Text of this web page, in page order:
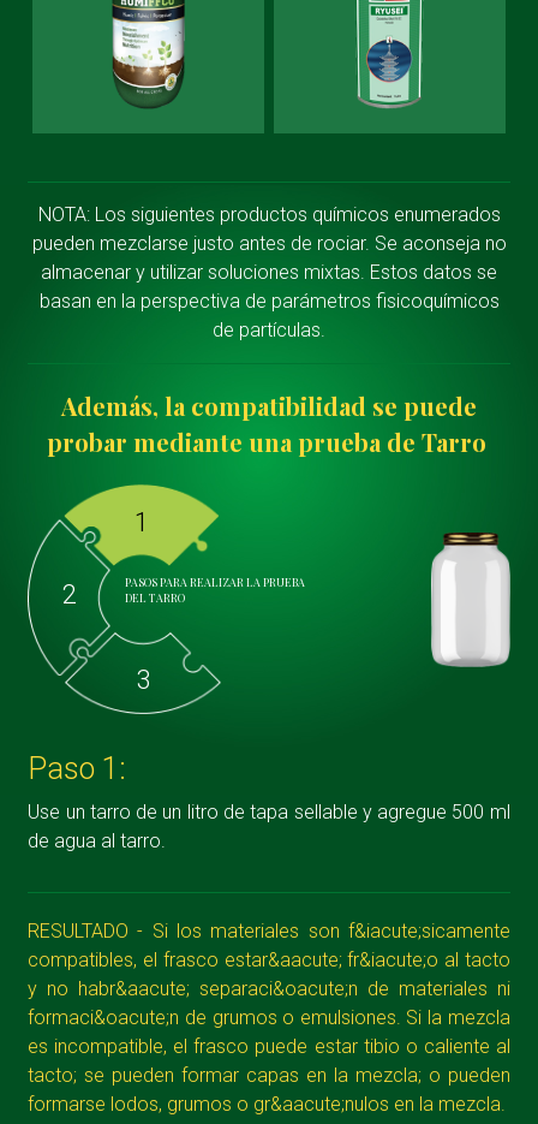
NOTA: Los siguientes productos químicos enumerados
pueden mezclarse justo antes de rociar. Se aconseja no
almacenar y utilizar soluciones mixtas. Estos datos se
basan en la perspectiva de parámetros fisicoquímicos
de partículas.
Además, la compatibilidad se puede
probar mediante una prueba de Tarro
1
2
3
PASOS PARA REALIZAR LA PRUEBA
DEL TARRO
Paso 1:
Use un tarro de un litro de tapa sellable y agregue 500 ml
de agua al tarro.
RESULTADO - Si los materiales son f&iacute;sicamente
compatibles, el frasco estar&aacute; fr&iacute;o al tacto
y no habr&aacute; separaci&oacute;n de materiales ni
formaci&oacute;n de grumos o emulsiones. Si la mezcla
es incompatible, el frasco puede estar tibio o caliente al
tacto; se pueden formar capas en la mezcla; o pueden
formarse lodos, grumos o gr&aacute;nulos en la mezcla.